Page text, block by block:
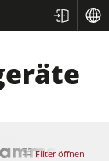
Filter öffnen